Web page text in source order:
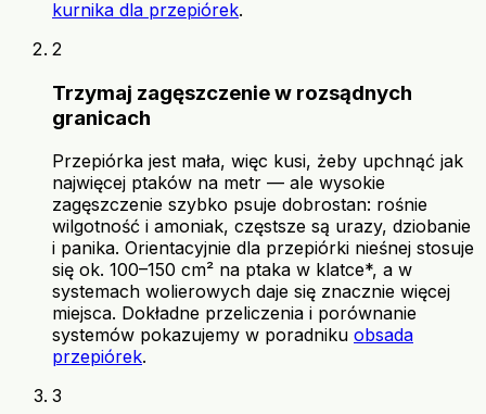
kurnika dla przepiórek.
2
Trzymaj zagęszczenie w rozsądnych
granicach
Przepiórka jest mała, więc kusi, żeby upchnąć jak
najwięcej ptaków na metr — ale wysokie
zagęszczenie szybko psuje dobrostan: rośnie
wilgotność i amoniak, częstsze są urazy, dziobanie
i panika. Orientacyjnie dla przepiórki nieśnej stosuje
się ok. 100–150 cm² na ptaka w klatce*, a w
systemach wolierowych daje się znacznie więcej
miejsca. Dokładne przeliczenia i porównanie
systemów pokazujemy w poradniku obsada
przepiórek.
3